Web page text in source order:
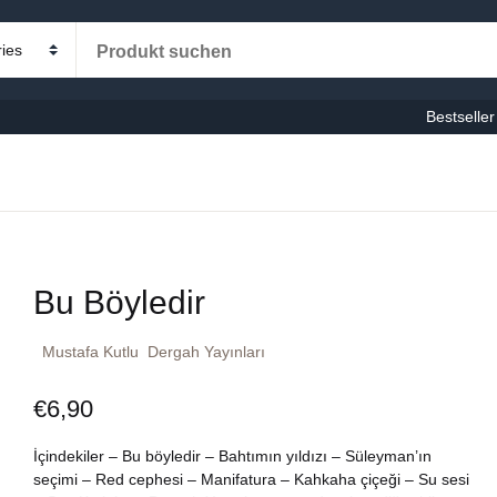
Bestseller
Bücher
Ihr
Bu Böyledir
Mustafa Kutlu Dergah Yayınları
€6,90
İçindekiler – Bu böyledir – Bahtımın yıldızı – Süleyman’ın
seçimi – Red cephesi – Manifatura – Kahkaha çiçeği – Su sesi